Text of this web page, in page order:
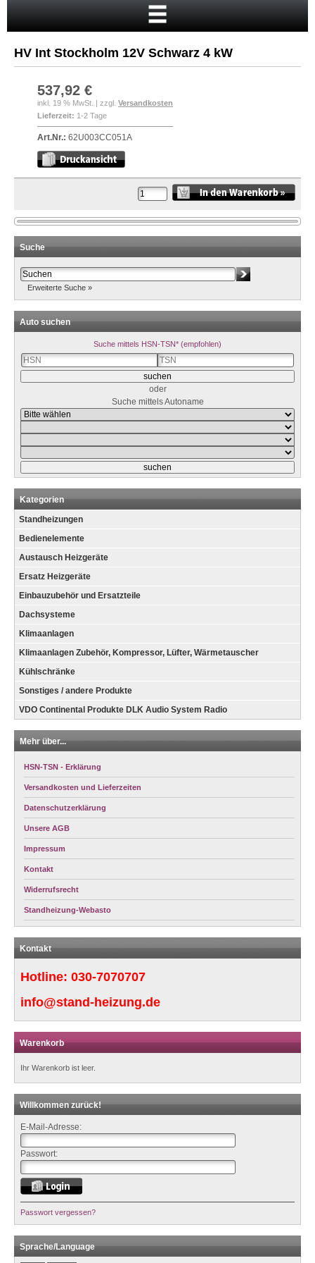
Neukunde?
Kasse
Anmelden
HV Int Stockholm 12V Schwarz 4 kW
537,92 €
inkl. 19 % MwSt. | zzgl. Versandkosten
Lieferzeit: 1-2 Tage
Art.Nr.: 62U003CC051A
Suche
Erweiterte Suche »
Auto suchen
Suche mittels HSN-TSN* (empfohlen)
oder
Suche mittels Autoname
Kategorien
Standheizungen
Bedienelemente
Austausch Heizgeräte
Ersatz Heizgeräte
Einbauzubehör und Ersatzteile
Dachsysteme
Klimaanlagen
Klimaanlagen Zubehör, Kompressor, Lüfter, Wärmetauscher
Kühlschränke
Sonstiges / andere Produkte
VDO Continental Produkte DLK Audio System Radio
Mehr über...
HSN-TSN - Erklärung
Versandkosten und Lieferzeiten
Datenschutzerklärung
Unsere AGB
Impressum
Kontakt
Widerrufsrecht
Standheizung-Webasto
Kontakt
Hotline: 030-7070707
info@stand-heizung.de
Warenkorb
Ihr Warenkorb ist leer.
Willkommen zurück!
E-Mail-Adresse:
Passwort:
Passwort vergessen?
Sprache/Language